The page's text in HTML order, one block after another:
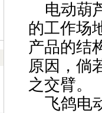
电动葫
的工作场
产品的结
原因，倘
之交臂。
飞鸽电